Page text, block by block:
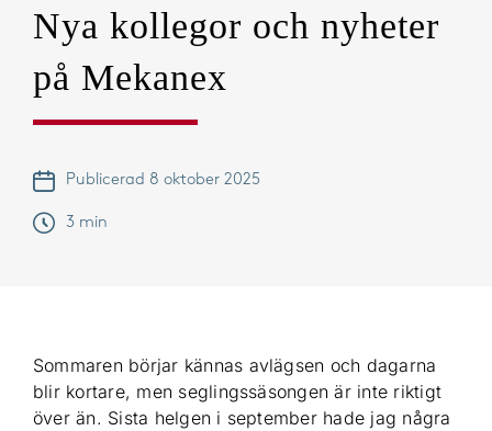
Nya kollegor och nyheter
på Mekanex
Publicerad 8 oktober 2025
3 min
Sommaren börjar kännas avlägsen och dagarna
blir kortare, men seglingssäsongen är inte riktigt
över än. Sista helgen i september hade jag några